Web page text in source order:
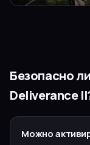
Безопасно
Deliverance II
Можно